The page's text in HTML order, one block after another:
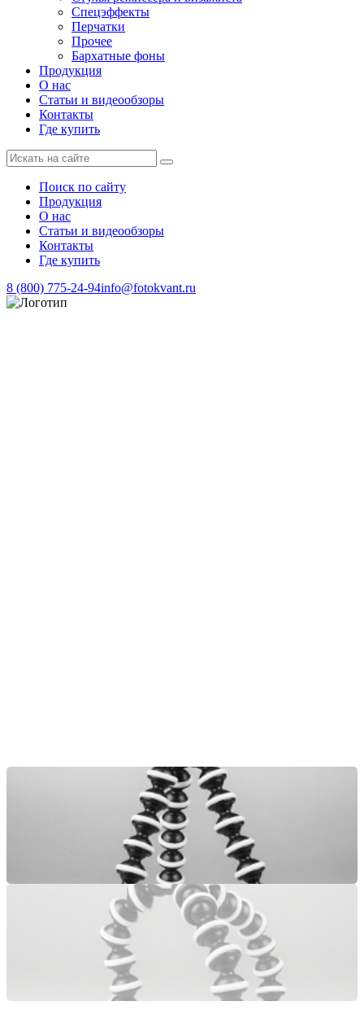
Спецэффекты
Перчатки
Прочее
Бархатные фоны
Продукция
О нас
Статьи и видеообзоры
Контакты
Где купить
Поиск по сайту
Продукция
О нас
Статьи и видеообзоры
Контакты
Где купить
8 (800) 775-24-94info@fotokvant.ru